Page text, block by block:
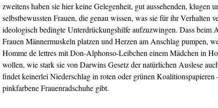
zweitens haben sie hier keine Gelegenheit, gut aussehenden, klugen
selbstbewussten Frauen, die genau wissen, was sie für ihr Verhalten
ideologisch bedingte Unterdrückungshilfe aufzuzwingen. Dass beim
Frauen Männermuskeln platzen und Herzen am Anschlag pumpen,
Homme de lettres mit Don-Alphonso-Leibchen einem Mädchen in
wollen, wie stark sie von Darwins Gesetz der natürlichen Auslese
findet keinerlei Niederschlag in roten oder grünen Koalitionspapieren
pinkfarbene Frauenradschuhe gibt.